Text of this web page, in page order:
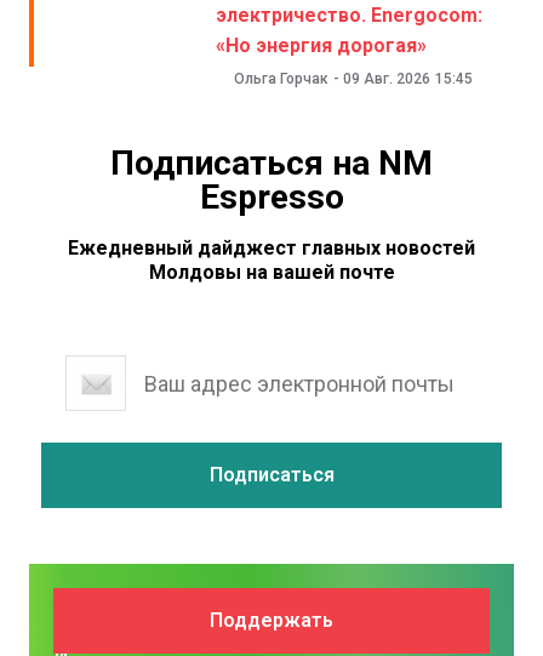
электричество. Energocom:
«Но энергия дорогая»
Ольга Горчак - 09 Авг. 2026 15:45
Подписаться на NM
Espresso
Ежедневный дайджест главных новостей
Молдовы на вашей почте
Поддержать